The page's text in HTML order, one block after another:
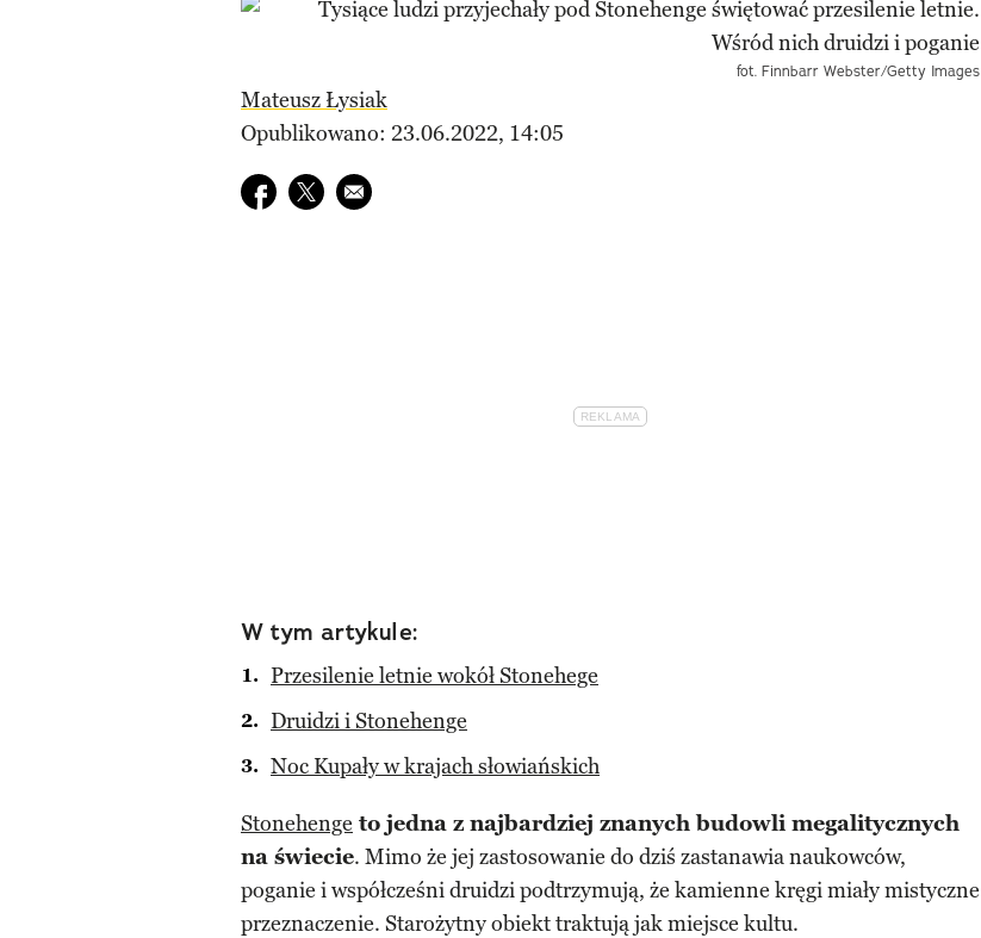
fot. Finnbarr Webster/Getty Images
Mateusz Łysiak
Opublikowano: 23.06.2022, 14:05
Udostępnij na facebook
Udostępnij na twitter
E-mail do przyjaciela
W tym artykule:
Przesilenie letnie wokół Stonehege
Druidzi i Stonehenge
Noc Kupały w krajach słowiańskich
Stonehenge to jedna z najbardziej znanych budowli megalitycznych
na świecie. Mimo że jej zastosowanie do dziś zastanawia naukowców,
poganie i współcześni druidzi podtrzymują, że kamienne kręgi miały mistyczne
przeznaczenie. Starożytny obiekt traktują jak miejsce kultu.